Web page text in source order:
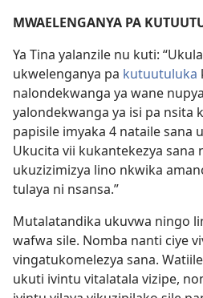
MWAELENGANYA PA
Ya Tina yalanzile nu kuti:
ukwelenganya pa kutuutuluka
nalondekwanga ya wane
yalondekwanga ya isi pa nsita
papisile imyaka 4 nataile sana
Ukucita vii kukantekezya sana
ukuzizimizya lino nkwika
tulaya ni nsansa.”
Mutalatandika ukuvwa ningo
wafwa sile. Nomba nanti ciye
vingatukomelezya sana.
ukuti ivintu vitalatala vizipe,